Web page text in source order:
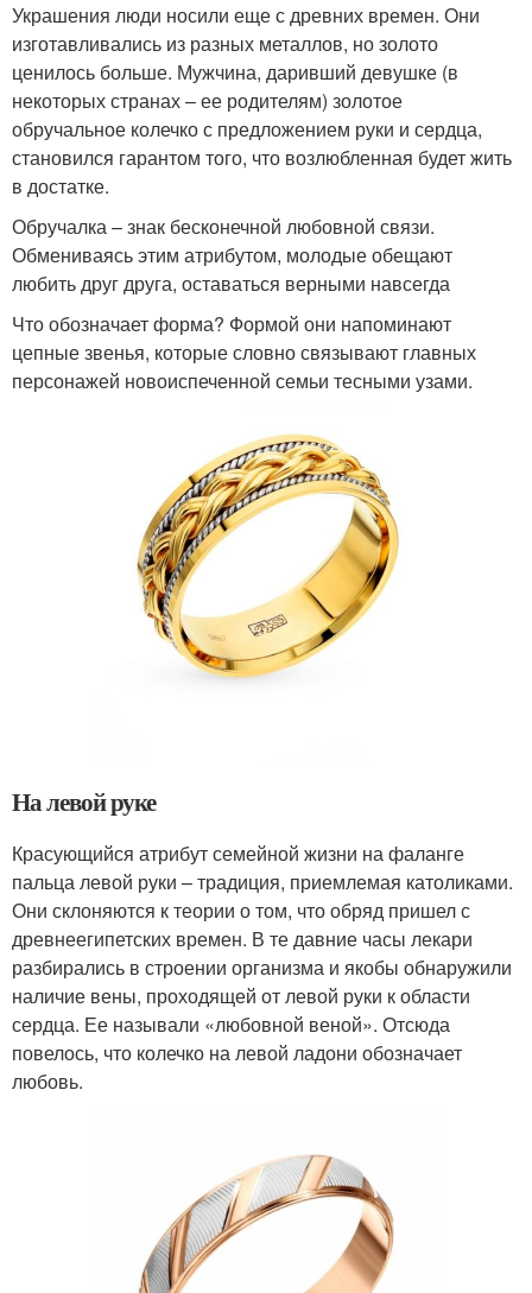
Украшения люди носили еще с древних времен. Они
изготавливались из разных металлов, но золото
ценилось больше. Мужчина, даривший девушке (в
некоторых странах – ее родителям) золотое
обручальное колечко с предложением руки и сердца,
становился гарантом того, что возлюбленная будет жить
в достатке.
Обручалка – знак бесконечной любовной связи.
Обмениваясь этим атрибутом, молодые обещают
любить друг друга, оставаться верными навсегда
Что обозначает форма? Формой они напоминают
цепные звенья, которые словно связывают главных
персонажей новоиспеченной семьи тесными узами.
На левой руке
Красующийся атрибут семейной жизни на фаланге
пальца левой руки – традиция, приемлемая католиками.
Они склоняются к теории о том, что обряд пришел с
древнеегипетских времен. В те давние часы лекари
разбирались в строении организма и якобы обнаружили
наличие вены, проходящей от левой руки к области
сердца. Ее называли «любовной веной». Отсюда
повелось, что колечко на левой ладони обозначает
любовь.